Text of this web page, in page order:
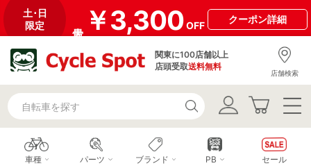
土･日
限定
￥3,300OFF
クーポン詳細
関東に100店舗以上
店頭受取送料無料
店舗検索
車種 パーツ ブランド PB セール